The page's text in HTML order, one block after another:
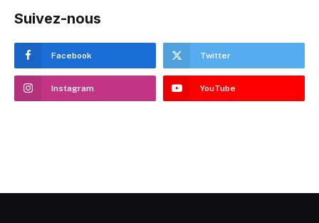
Suivez-nous
Facebook Twitter
Instagram YouTube